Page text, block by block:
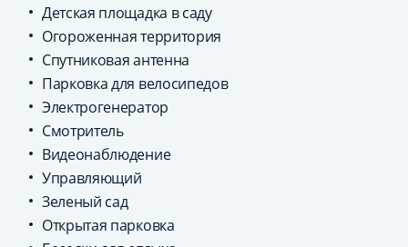
Детская площадка в саду
Огороженная территория
Спутниковая антенна
Парковка для велосипедов
Электрогенератор
Смотритель
Видеонаблюдение
Управляющий
Зеленый сад
Открытая парковка